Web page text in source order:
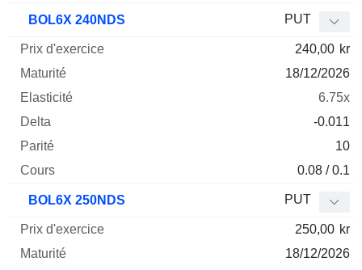
BOL6X 240NDS PUT
240,00 kr
18/12/2026
6.75x
-0.011
10
0.08 / 0.1
BOL6X 250NDS PUT
250,00 kr
18/12/2026